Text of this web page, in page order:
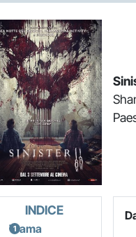
INDICE
Trama